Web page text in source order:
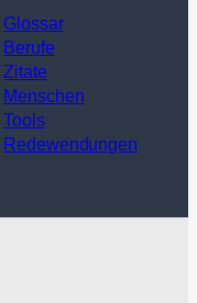
Glossar
Berufe
Zitate
Menschen
Tools
Redewendungen